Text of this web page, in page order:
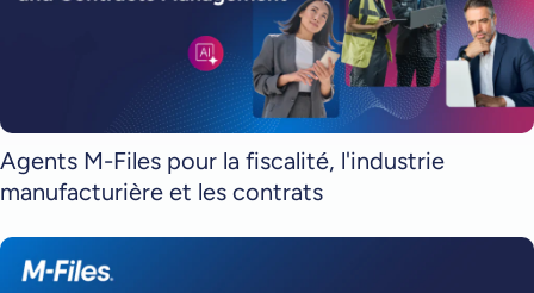
Agents M-Files pour la fiscalité, l'industrie
manufacturière et les contrats